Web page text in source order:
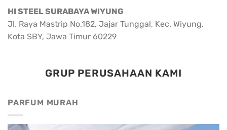
HI STEEL SURABAYA WIYUNG
Jl. Raya Mastrip No.182, Jajar Tunggal, Kec. Wiyung,
Kota SBY, Jawa Timur 60229
GRUP PERUSAHAAN KAMI
PARFUM MURAH